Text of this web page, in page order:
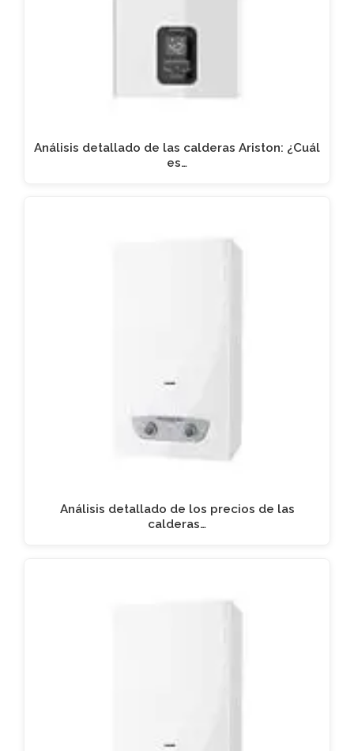
Análisis detallado de las calderas Ariston: ¿Cuál
es…
Análisis detallado de los precios de las
calderas…